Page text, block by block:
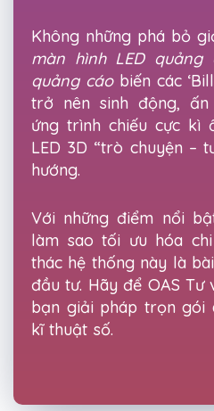
Không những phá bỏ
màn hình LED quảng
quảng cáobiến các
trở nên sinh động,
ứng trình chiếu cực kì
LED 3D “trò chuyện –
hướng.
Với những điểm nổi
làm sao tối ưu hóa
thác hệ thống này là
đầu tư. Hãy để OAS
bạn giải pháp trọn gói
kĩ thuật số.